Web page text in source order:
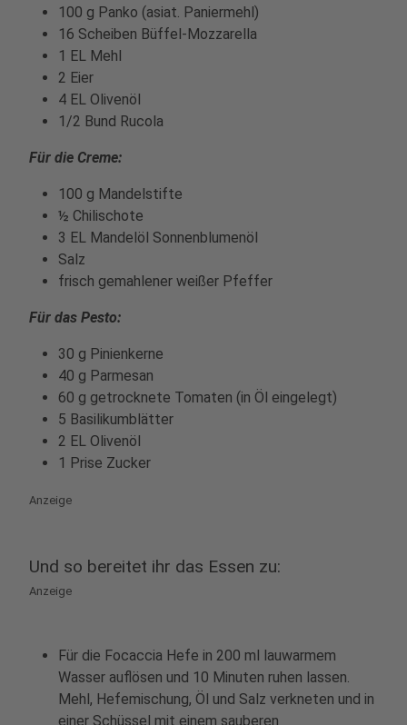
100 g Panko (asiat. Paniermehl)
16 Scheiben Büffel-Mozzarella
1 EL Mehl
2 Eier
4 EL Olivenöl
1/2 Bund Rucola
Für die Creme:
100 g Mandelstifte
½ Chilischote
3 EL Mandelöl Sonnenblumenöl
Salz
frisch gemahlener weißer Pfeffer
Für das Pesto:
30 g Pinienkerne
40 g Parmesan
60 g getrocknete Tomaten (in Öl eingelegt)
5 Basilikumblätter
2 EL Olivenöl
1 Prise Zucker
Anzeige
Und so bereitet ihr das Essen zu:
Anzeige
Für die Focaccia Hefe in 200 ml lauwarmem
Wasser auflösen und 10 Minuten ruhen lassen.
Mehl, Hefemischung, Öl und Salz verkneten und in
einer Schüssel mit einem sauberen